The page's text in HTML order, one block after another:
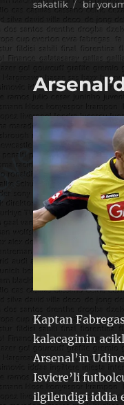
tarihi
sakatlik
Cok
bir
Kaptan
kalacaginin
Arsenal’in
Isvicre’li
ilgilendigi iddia